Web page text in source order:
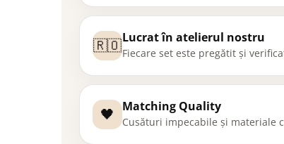
🇷🇴Lucrat în atelierul nostru
Fiecare set este pregătit și
🖤 Matching Quality
Cusături impecabile și materiale